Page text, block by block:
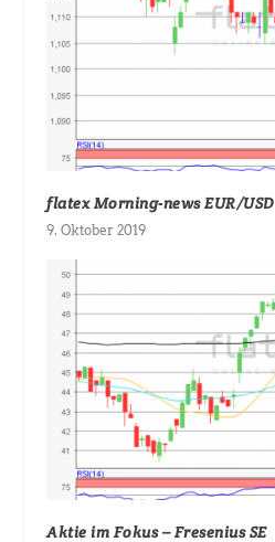
flatex Morning-news EUR/USD
9. Oktober 2019
Aktie im Fokus – Fresenius SE